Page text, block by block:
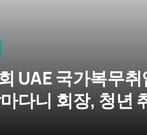
UAE 국가복무
다니 회장, 청년